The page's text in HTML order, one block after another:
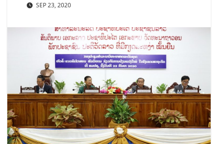
SEP 23, 2020